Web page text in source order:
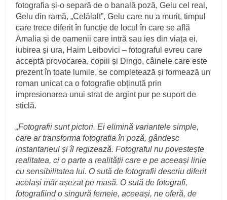
fotografia și-o separă de o banală poză, Gelu cel real,
Gelu din ramă, „Celălalt”, Gelu care nu a murit, timpul
care trece diferit în funcție de locul în care se află
Amalia și de oamenii care intră sau ies din viața ei,
iubirea și ura, Haim Leibovici – fotograful evreu care
acceptă provocarea, copiii și Dingo, câinele care este
prezent în toate lumile, se completează și formează un
roman unicat ca o fotografie obținută prin
impresionarea unui strat de argint pur pe suport de
sticlă.
„Fotografii sunt pictori. Ei elimină variantele simple,
care ar transforma fotografia în poză, gândesc
instantaneul și îl regizează. Fotograful nu povestește
realitatea, ci o parte a realității care e pe aceeași linie
cu sensibilitatea lui. O sută de fotografii descriu diferit
același măr așezat pe masă. O sută de fotografi,
fotografiind o singură femeie, aceeași, ne oferă, de